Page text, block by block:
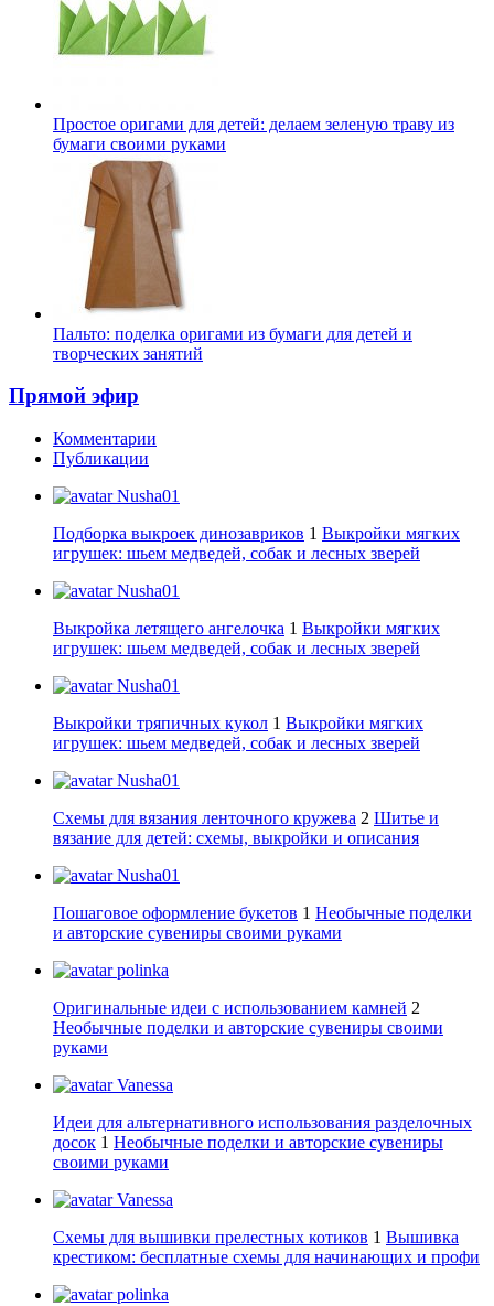
Простое оригами для детей: делаем зеленую траву из
бумаги своими руками
Пальто: поделка оригами из бумаги для детей и
творческих занятий
Прямой эфир
Комментарии
Публикации
Nusha01
Подборка выкроек динозавриков 1 Выкройки мягких
игрушек: шьем медведей, собак и лесных зверей
Nusha01
Выкройка летящего ангелочка 1 Выкройки мягких
игрушек: шьем медведей, собак и лесных зверей
Nusha01
Выкройки тряпичных кукол 1 Выкройки мягких
игрушек: шьем медведей, собак и лесных зверей
Nusha01
Схемы для вязания ленточного кружева 2 Шитье и
вязание для детей: схемы, выкройки и описания
Nusha01
Пошаговое оформление букетов 1 Необычные поделки
и авторские сувениры своими руками
polinka
Оригинальные идеи с использованием камней 2
Необычные поделки и авторские сувениры своими
руками
Vanessa
Идеи для альтернативного использования разделочных
досок 1 Необычные поделки и авторские сувениры
своими руками
Vanessa
Схемы для вышивки прелестных котиков 1 Вышивка
крестиком: бесплатные схемы для начинающих и профи
polinka